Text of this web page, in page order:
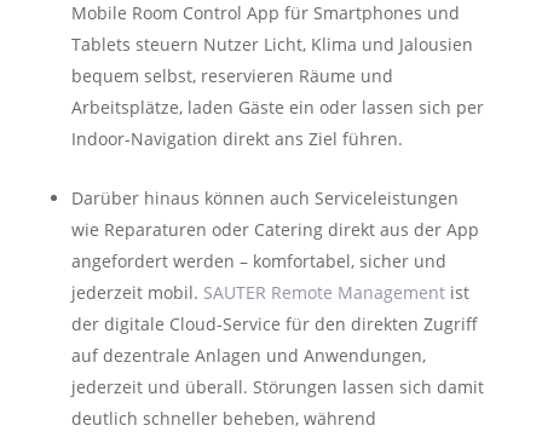
Mobile Room Control App für Smartphones und
Tablets steuern Nutzer Licht, Klima und Jalousien
bequem selbst, reservieren Räume und
Arbeitsplätze, laden Gäste ein oder lassen sich per
Indoor-Navigation direkt ans Ziel führen.
Darüber hinaus können auch Serviceleistungen
wie Reparaturen oder Catering direkt aus der App
angefordert werden – komfortabel, sicher und
jederzeit mobil. SAUTER Remote Managementist
der digitale Cloud-Service für den direkten Zugriff
auf dezentrale Anlagen und Anwendungen,
jederzeit und überall. Störungen lassen sich damit
deutlich schneller beheben, während